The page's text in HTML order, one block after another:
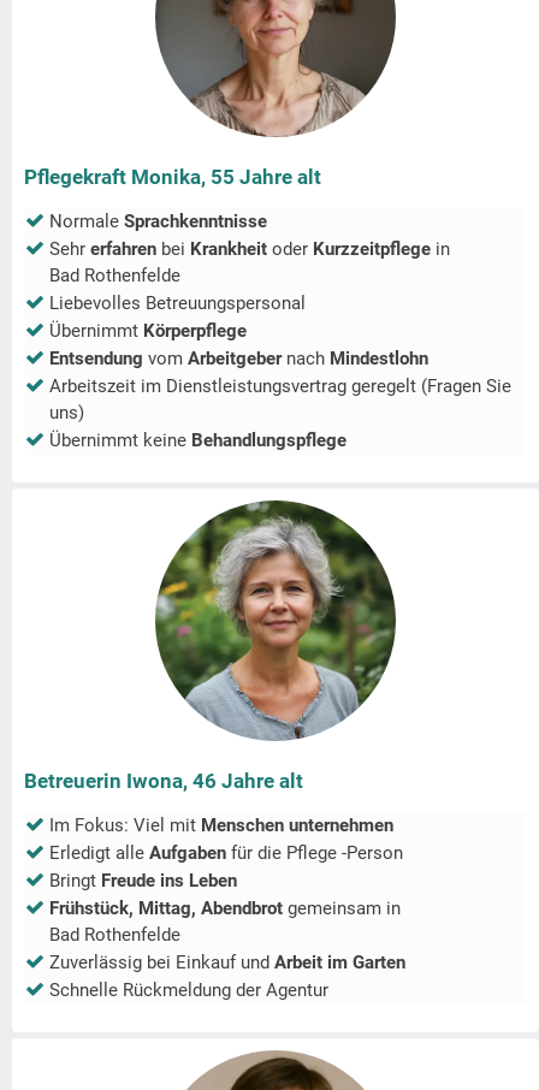
Pflegekraft Monika, 55 Jahre alt
Normale Sprachkenntnisse
Sehr erfahren bei Krankheit oder Kurzzeitpflege in
Bad Rothenfelde
Liebevolles Betreuungspersonal
Übernimmt Körperpflege
Entsendung vom Arbeitgeber nach Mindestlohn
Arbeitszeit im Dienstleistungsvertrag geregelt (Fragen Sie
uns)
Übernimmt keine Behandlungspflege
Betreuerin Iwona, 46 Jahre alt
Im Fokus: Viel mit Menschen unternehmen
Erledigt alle Aufgaben für die Pflege -Person
Bringt Freude ins Leben
Frühstück, Mittag, Abendbrot gemeinsam in
Bad Rothenfelde
Zuverlässig bei Einkauf und Arbeit im Garten
Schnelle Rückmeldung der Agentur